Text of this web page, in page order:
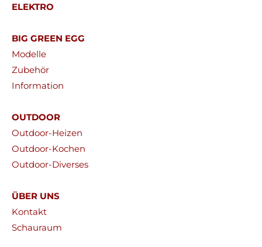
ELEKTRO
BIG GREEN EGG
Modelle
Zubehör
Information
OUTDOOR
Outdoor-Heizen
Outdoor-Kochen
Outdoor-Diverses
ÜBER UNS
Kontakt
Schauraum